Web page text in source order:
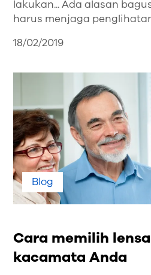
lakukan... Ada alasan
harus menjaga
18/02/2019
Blog
Cara memilih
kacamata Anda